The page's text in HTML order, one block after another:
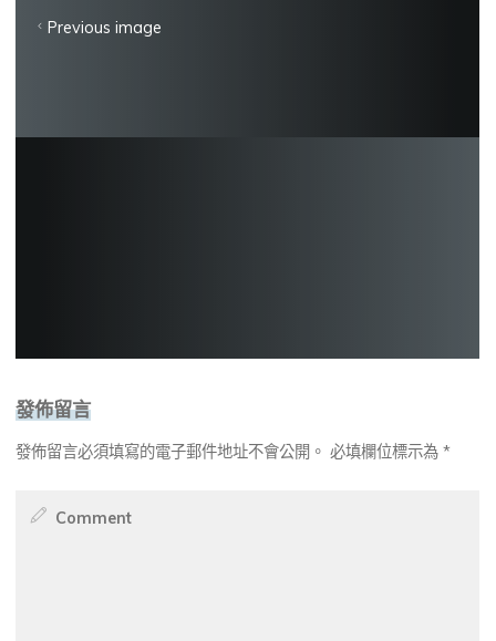
Previous image
發佈留言
發佈留言必須填寫的電子郵件地址不會公開。 必填欄位標示為*